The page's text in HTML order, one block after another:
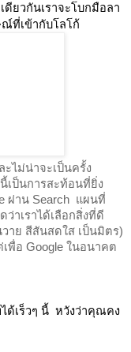
ยวกันเราจะโบกมือลา
ที่เข้ากับโลโก้
ะไม่น่าจะเป็นครั้ง
เป็นการสะท้อนที่ยิ่ง
ผ่าน Search  แผนที่
ว่าเราได้เลือกสิ่งที่ดี
าย สีสันสดใส เป็นมิตร)
พื่อ Google ในอนาคต
เร็วๆ นี้  หวังว่าคุณคง